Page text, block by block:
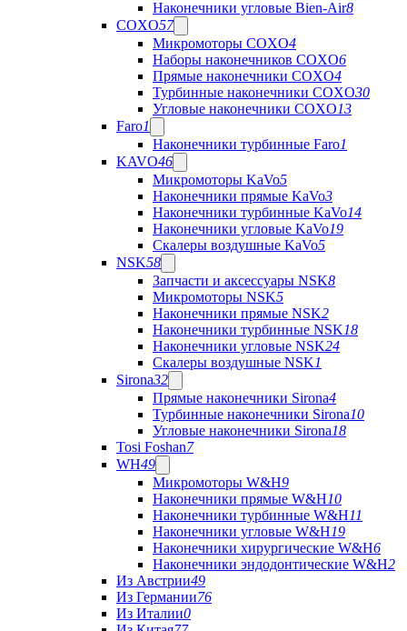
Наконечники угловые Bien-Air8
COXO57
Микромоторы COXO4
Наборы наконечников COXO6
Прямые наконечники COXO4
Турбинные наконечники COXO30
Угловые наконечники COXO13
Faro1
Наконечники турбинные Faro1
KAVO46
Микромоторы KaVo5
Наконечники прямые KaVo3
Наконечники турбинные KaVo14
Наконечники угловые KaVo19
Скалеры воздушные KaVo5
NSK58
Запчасти и аксессуары NSK8
Микромоторы NSK5
Наконечники прямые NSK2
Наконечники турбинные NSK18
Наконечники угловые NSK24
Скалеры воздушные NSK1
Sirona32
Прямые наконечники Sirona4
Турбинные наконечники Sirona10
Угловые наконечники Sirona18
Tosi Foshan7
WH49
Микромоторы W&H9
Наконечники прямые W&H10
Наконечники турбинные W&H11
Наконечники угловые W&H19
Наконечники хирургические W&H6
Наконечники эндодонтические W&H2
Из Австрии49
Из Германии76
Из Италии0